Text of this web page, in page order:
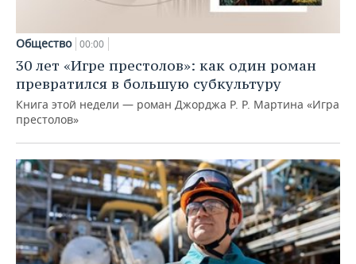
Общество 00:00
30 лет «Игре престолов»: как один роман
превратился в большую субкультуру
Книга этой недели — роман Джорджа Р. Р. Мартина «Игра
престолов»